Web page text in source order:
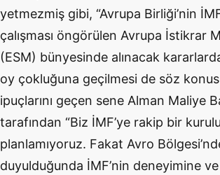
yetmezmiş gibi, “Avrupa Birliği’nin
çalışması öngörülen Avrupa İstikrar
(ESM) bünyesinde alınacak
oy çokluğuna geçilmesi de söz
ipuçlarını geçen sene Alman Maliye
tarafından “Biz İMF’ye rakip bir
planlamıyoruz. Fakat Avro
duyulduğunda İMF’nin deneyimine